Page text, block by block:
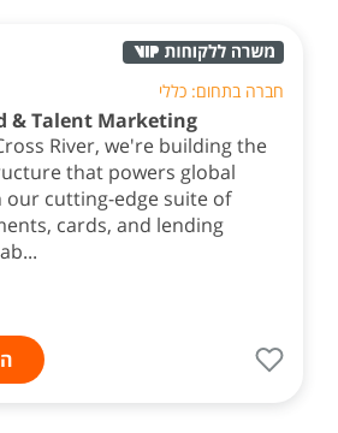
חברה בתחום: כללי
& Talent Marketing
River, we're building the
that powers global
our cutting-edge suite of
cards, and lending